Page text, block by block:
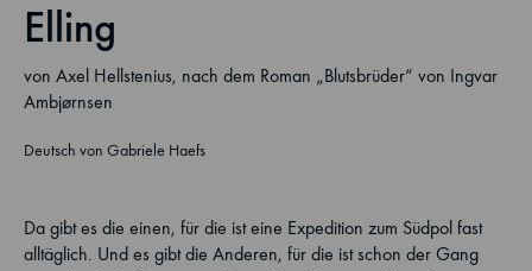
Elling
von Axel Hellstenius, nach dem Roman „Blutsbrüder“ von Ingvar
Ambjørnsen
Deutsch von Gabriele Haefs
Da gibt es die einen, für die ist eine Expedition zum Südpol fast
alltäglich. Und es gibt die Anderen, für die ist schon der Gang